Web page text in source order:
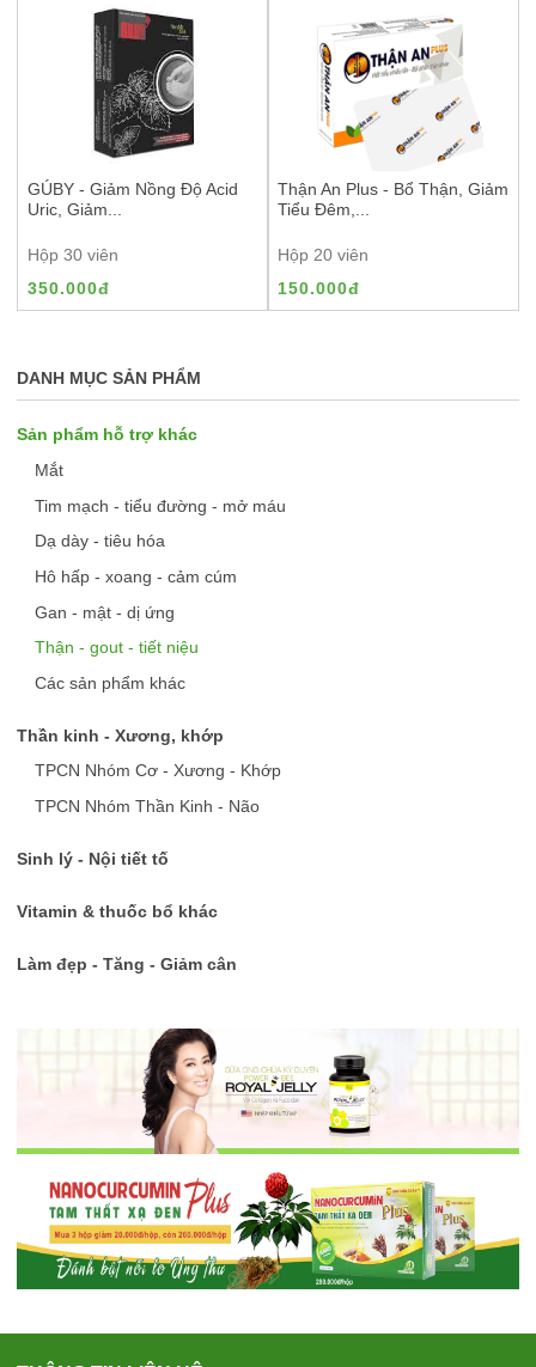
Làm chậm quá trình lão hóa
GÚBY - Giảm Nồng Độ Acid
Uric, Giảm...
Hộp 30 viên
350.000đ
Thận An Plus - Bổ Thận, Giảm
Tiểu Đêm,...
Hộp 20 viên
150.000đ
DANH MỤC SẢN PHẨM
Sản phẩm hỗ trợ khác
Mắt
Tim mạch - tiểu đường - mở máu
Dạ dày - tiêu hóa
Hô hấp - xoang - cảm cúm
Gan - mật - dị ứng
Thận - gout - tiết niệu
Các sản phẩm khác
Thần kinh - Xương, khớp
TPCN Nhóm Cơ - Xương - Khớp
TPCN Nhóm Thần Kinh - Não
Sinh lý - Nội tiết tố
Vitamin & thuốc bổ khác
Làm đẹp - Tăng - Giảm cân